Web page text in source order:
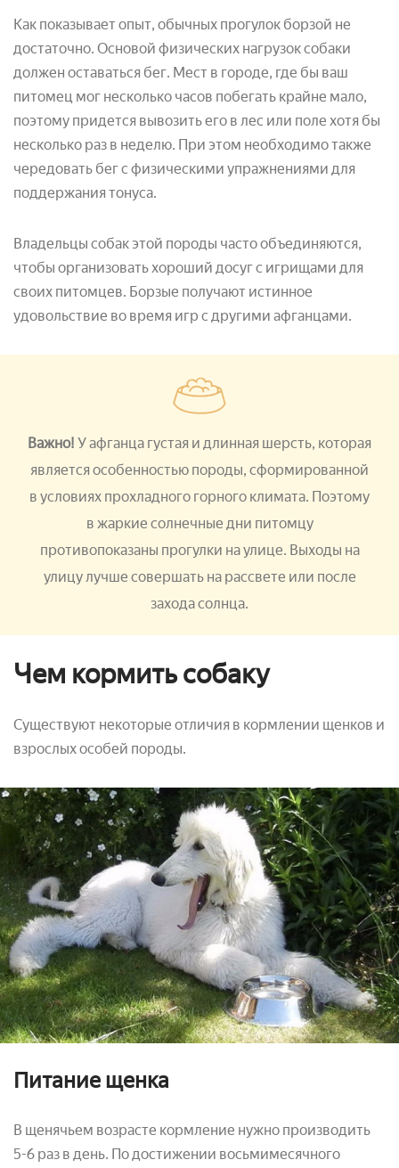
Как показывает опыт, обычных прогулок борзой не
достаточно. Основой физических нагрузок собаки
должен оставаться бег. Мест в городе, где бы ваш
питомец мог несколько часов побегать крайне мало,
поэтому придется вывозить его в лес или поле хотя бы
несколько раз в неделю. При этом необходимо также
чередовать бег с физическими упражнениями для
поддержания тонуса.
Владельцы собак этой породы часто объединяются,
чтобы организовать хороший досуг с игрищами для
своих питомцев. Борзые получают истинное
удовольствие во время игр с другими афганцами.
Важно! У афганца густая и длинная шерсть, которая
является особенностью породы, сформированной
в условиях прохладного горного климата. Поэтому
в жаркие солнечные дни питомцу
противопоказаны прогулки на улице. Выходы на
улицу лучше совершать на рассвете или после
захода солнца.
Чем кормить собаку
Существуют некоторые отличия в кормлении щенков и
взрослых особей породы.
Питание щенка
В щенячьем возрасте кормление нужно производить
5-6 раз в день. По достижении восьмимесячного